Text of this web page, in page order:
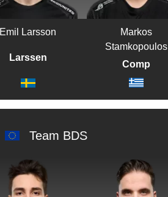
Emil Larsson
Larssen
Markos
Stamkopoulos
Comp
Team BDS